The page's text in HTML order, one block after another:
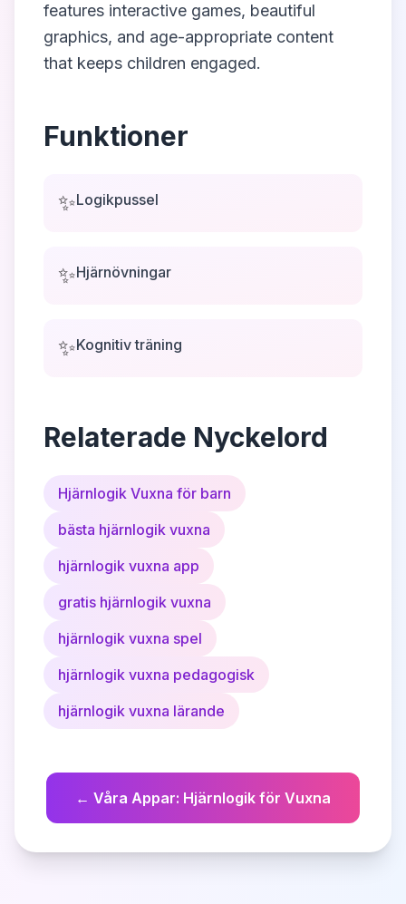
features interactive games, beautiful
graphics, and age-appropriate content
that keeps children engaged.
Funktioner
✨Logikpussel
✨Hjärnövningar
✨Kognitiv träning
Relaterade Nyckelord
Hjärnlogik Vuxna för barn
bästa hjärnlogik vuxna
hjärnlogik vuxna app
gratis hjärnlogik vuxna
hjärnlogik vuxna spel
hjärnlogik vuxna pedagogisk
hjärnlogik vuxna lärande
← Våra Appar: Hjärnlogik för Vuxna